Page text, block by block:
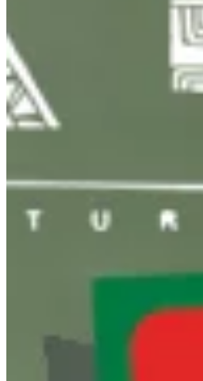
Como ler?
Na escola
Colunas
Cursos On line